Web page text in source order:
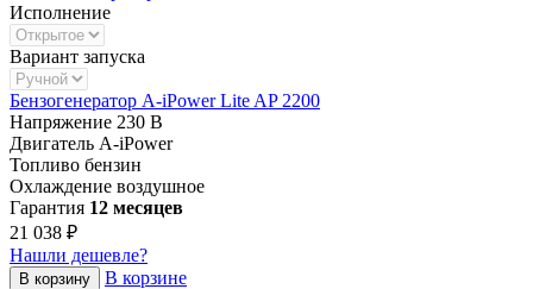
Исполнение
Вариант запуска
Бензогенератор A-iPower Lite AP 2200
Напряжение 230 В
Двигатель A-iPower
Топливо бензин
Охлаждение воздушное
Гарантия 12 месяцев
21 038 ₽
Нашли дешевле?
В корзину В корзине